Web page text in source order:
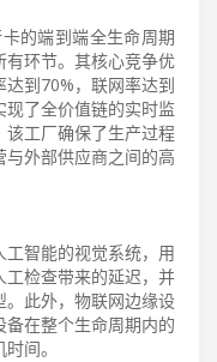
的端到端全生命周期
环节。其核心竞争优
到70%，联网率达到
现了全价值链的实时监
工厂确保了生产过程
外部供应商之间的高
智能的视觉系统，用
检查带来的延迟，并
此外，物联网边缘设
在整个生命周期内的
间。